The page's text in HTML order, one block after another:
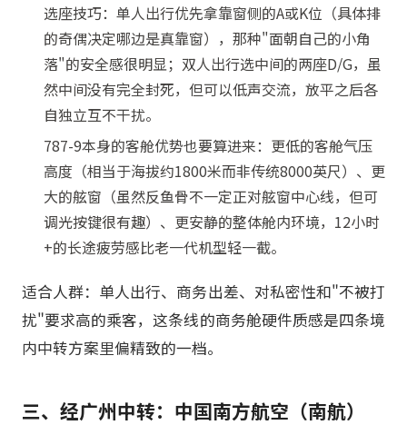
选座技巧：单人出行优先拿靠窗侧的A或K位（具体排
的奇偶决定哪边是真靠窗），那种"面朝自己的小角
落"的安全感很明显；双人出行选中间的两座D/G，虽
然中间没有完全封死，但可以低声交流，放平之后各
自独立互不干扰。
787-9本身的客舱优势也要算进来：更低的客舱气压
高度（相当于海拔约1800米而非传统8000英尺）、更
大的舷窗（虽然反鱼骨不一定正对舷窗中心线，但可
调光按键很有趣）、更安静的整体舱内环境，12小时
+的长途疲劳感比老一代机型轻一截。
适合人群：单人出行、商务出差、对私密性和"不被打
扰"要求高的乘客，这条线的商务舱硬件质感是四条境
内中转方案里偏精致的一档。
三、经广州中转：中国南方航空（南航）